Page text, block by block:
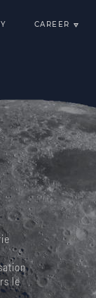
CAREER
le